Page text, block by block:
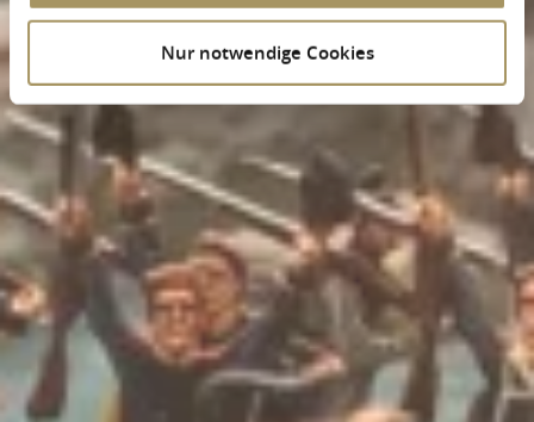
Nur notwendige Cookies